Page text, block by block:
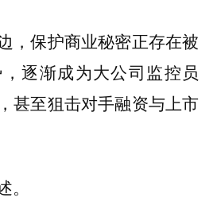
，保护商业秘密正存在被
逐渐成为大公司监控员
甚至狙击对手融资与上市
。